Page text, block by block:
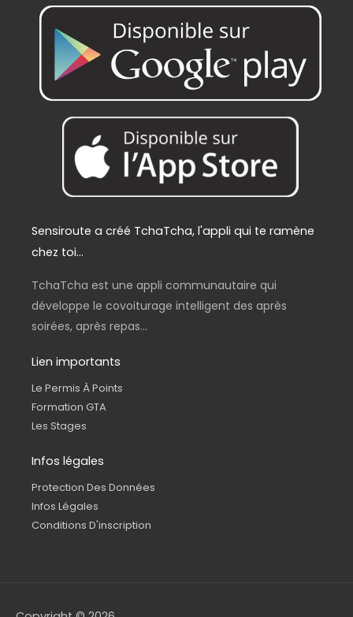
:
2
9
€
2
9
0
0
Sensiroute a créé TchaTcha, l'appli qui te ramène
chez toi...
TchaTcha est une appli communautaire qui
développe le covoiturage intelligent des après
soirées, après repas...
Lien importants
Le Permis À Points
Formation GTA
Les Stages
Infos légales
Protection Des Données
Infos Légales
Conditions D'inscription